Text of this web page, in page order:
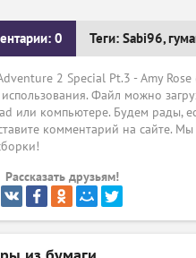
0 Теги: Sabi96,
2 Special Pt.3 - Amy Rose
Файл можно
или компьютере. Будем рады,
комментарий на сайте.
Рассказать друзьям!